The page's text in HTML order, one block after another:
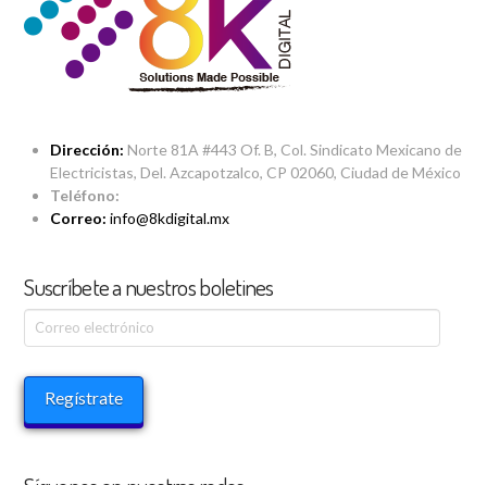
Dirección: Norte 81A #443 Of. B, Col. Sindicato Mexicano de
Electricistas, Del. Azcapotzalco, CP 02060, Ciudad de México
Teléfono:
Correo: info@8kdigital.mx
Suscríbete a nuestros boletines
Correo
electrónico
Regístrate